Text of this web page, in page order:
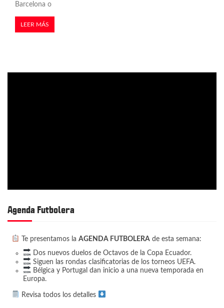
Barcelona o
LEER MÁS
Agenda Futbolera
Te presentamos la AGENDA FUTBOLERAde esta semana:
Dos nuevos duelos de Octavos de la Copa Ecuador.
Siguen las rondas clasificatorias de los torneos UEFA.
Bélgica y Portugal dan inicio a una nueva temporada en
Europa.
Revisa todos los detalles